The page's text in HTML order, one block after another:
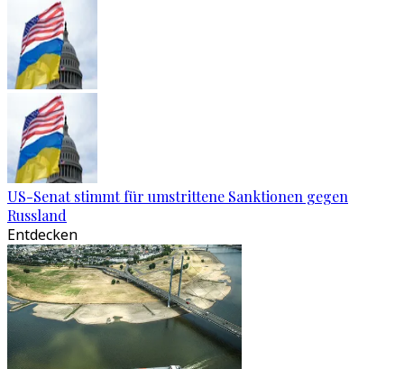
US-Senat stimmt für umstrittene Sanktionen gegen
Russland
Entdecken